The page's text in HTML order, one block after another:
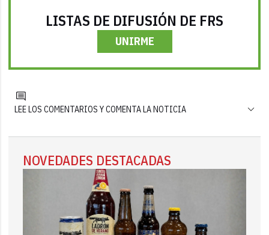
LISTAS DE DIFUSIÓN DE FRS
UNIRME
LEE LOS COMENTARIOS Y COMENTA LA NOTICIA
NOVEDADES DESTACADAS